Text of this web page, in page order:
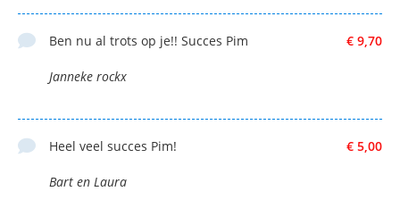
€ 9,70
Ben nu al trots op je!! Succes Pim
Janneke rockx
€ 5,00
Heel veel succes Pim!
Bart en Laura